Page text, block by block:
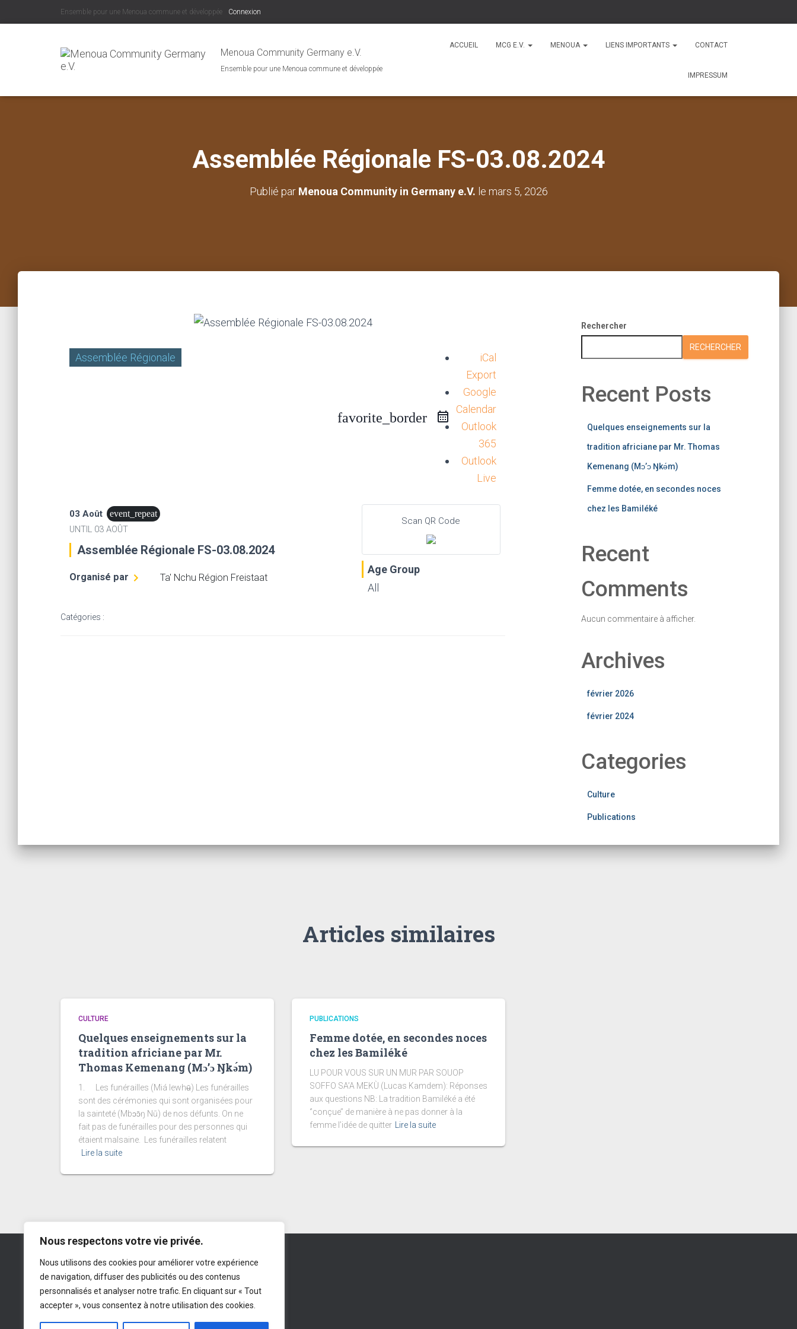
Nous respectons votre vie privée.
Nous utilisons des cookies pour améliorer votre expérience
de navigation, diffuser des publicités ou des contenus
personnalisés et analyser notre trafic. En cliquant sur « Tout
accepter », vous consentez à notre utilisation des cookies.
Ensemble pour une Menoua commune et développée Connexion
Menoua Community Germany e.V.
Ensemble pour une Menoua commune et développée
ACCUEIL MCG E.V. MENOUA LIENS IMPORTANTS CONTACT
IMPRESSUM
Assemblée Régionale FS-03.08.2024
Publié par Menoua Community in Germany e.V. le mars 5, 2026
Assemblée Régionale
favorite_border
iCal
Export
Google
Calendar
Outlook
365
Outlook
Live
03 Août
event_repeat
UNTIL 03 AOÛT
Assemblée Régionale FS-03.08.2024
Organisé par Ta' Nchu Région Freistaat
Scan QR Code
Age Group
All
Catégories :
Rechercher
RECHERCHER
Recent Posts
Quelques enseignements sur la
tradition africiane par Mr. Thomas
Kemenang (Mɔ’ɔ Ŋkǝ́m)
Femme dotée, en secondes noces
chez les Bamiléké
Recent
Comments
Aucun commentaire à afficher.
Archives
février 2026
février 2024
Categories
Culture
Publications
Articles similaires
CULTURE
Quelques enseignements sur la
tradition africiane par Mr.
Thomas Kemenang (Mɔ’ɔ Ŋkǝ́m)
1. Les funérailles (Miá lewhʉ̄) Les funérailles
sont des cérémonies qui sont organisées pour
la sainteté (Mbɔɔ̄ŋ Nū) de nos défunts. On ne
fait pas de funérailles pour des personnes qui
étaient malsaine. Les funérailles relatent
Lire la suite
PUBLICATIONS
Femme dotée, en secondes noces
chez les Bamiléké
LU POUR VOUS SUR UN MUR PAR SOUOP
SOFFO SA’A MEKÙ (Lucas Kamdem): Réponses
aux questions NB: La tradition Bamiléké a été
‘’conçue’’ de manière à ne pas donner à la
femme l’idée de quitter
Lire la suite
Menoua Community Germany e.V.
IBAN: DE 77 545500100 191674985
BIC: LUHSDE6AXXX Sparkasse